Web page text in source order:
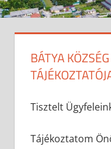
BÁTYA
Tisztelt
Tájékoztatom